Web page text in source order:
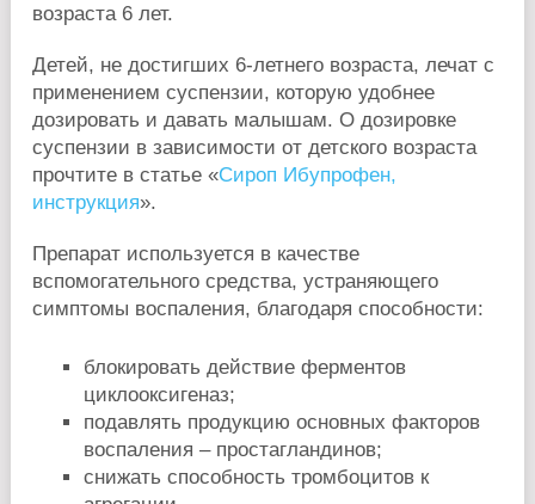
возраста 6 лет.
Детей, не достигших 6-летнего возраста, лечат с
применением суспензии, которую удобнее
дозировать и давать малышам. О дозировке
суспензии в зависимости от детского возраста
прочтите в статье «Сироп Ибупрофен,
инструкция».
Препарат используется в качестве
вспомогательного средства, устраняющего
симптомы воспаления, благодаря способности:
блокировать действие ферментов
циклооксигеназ;
подавлять продукцию основных факторов
воспаления – простагландинов;
снижать способность тромбоцитов к